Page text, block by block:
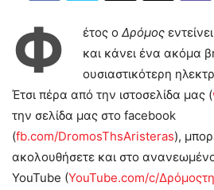
Φ έτος ο Δρόμος
και κάνει ένα ακόμα
ουσιαστικότερη
Έτσι πέρα από την ιστοσελίδα μας (
την σελίδα μας στο facebook
(fb.com/DromosThsAristeras),
ακολουθήσετε και στο
YouTube (YouTube.com/c/